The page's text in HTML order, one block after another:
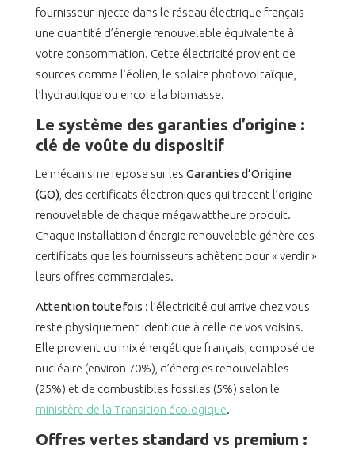
fournisseur injecte dans le réseau électrique français
une quantité d’énergie renouvelable équivalente à
votre consommation. Cette électricité provient de
sources comme l’éolien, le solaire photovoltaïque,
l’hydraulique ou encore la biomasse.
Le système des garanties d’origine :
clé de voûte du dispositif
Le mécanisme repose sur les Garanties d’Origine
(GO) , des certificats électroniques qui tracent l’origine
renouvelable de chaque mégawattheure produit.
Chaque installation d’énergie renouvelable génère ces
certificats que les fournisseurs achètent pour « verdir »
leurs offres commerciales.
Attention toutefois : l’électricité qui arrive chez vous
reste physiquement identique à celle de vos voisins.
Elle provient du mix énergétique français, composé de
nucléaire (environ 70%), d’énergies renouvelables
(25%) et de combustibles fossiles (5%) selon le
ministère de la Transition écologique.
Offres vertes standard vs premium :